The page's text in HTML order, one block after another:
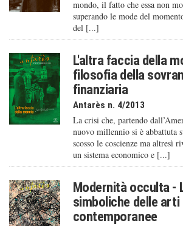
mondo, il fatto che essa non
superando le mode del
del [...]
L'altra faccia della
filosofia della
finanziaria
Antarès n. 4/2013
La crisi che, partendo
nuovo millennio si è abbattuta
scosso le coscienze ma altresì
un sistema economico e [...]
Modernità occulta -
simboliche delle arti
contemporanee